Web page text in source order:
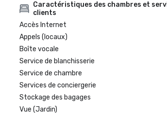
Caractéristiques des chambres et
clients
Accès Internet
Appels (locaux)
Boîte vocale
Service de blanchisserie
Service de chambre
Services de conciergerie
Stockage des bagages
Vue (Jardin)